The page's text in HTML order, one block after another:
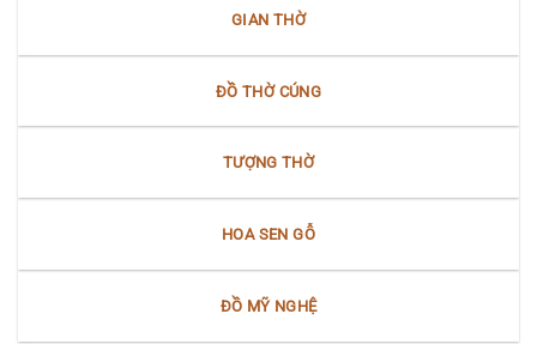
Nam
GIAN THỜ
ĐỒ THỜ CÚNG
TƯỢNG THỜ
HOA SEN GỖ
ĐỒ MỸ NGHỆ